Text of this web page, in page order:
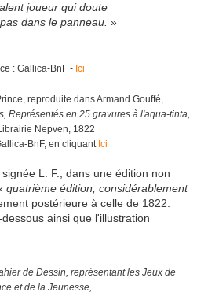
joueur qui doute
dans le panneau. »
: Gallica-BnF - Ici
reproduite dans Armand Gouffé,
Représentés en 25 gravures à l'aqua-tinta,
Nepven, 1822
BnF, en cliquant Ici
L. F., dans une édition non
quatrième édition, considérablement
postérieure à celle de 1822.
ainsi que l'illustration
de Dessin, représentant les Jeux de
et de la Jeunesse,